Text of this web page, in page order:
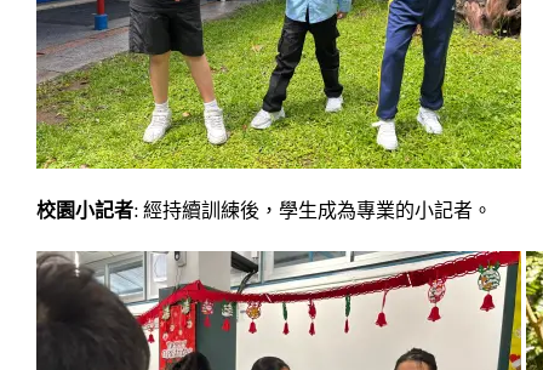
校園小記者: 經持續訓練後，學生成為專業的小記者。